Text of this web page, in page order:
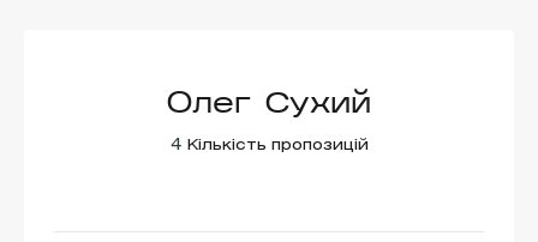
Олег Сухий
4 Кількість пропозицій